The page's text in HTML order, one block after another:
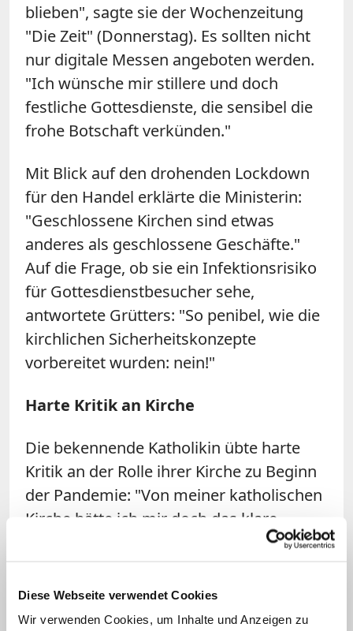
Diese Webseite verwendet Cookies
Wir verwenden Cookies, um Inhalte und Anzeigen zu
blieben", sagte sie der Wochenzeitung
"Die Zeit" (Donnerstag). Es sollten nicht
nur digitale Messen angeboten werden.
"Ich wünsche mir stillere und doch
festliche Gottesdienste, die sensibel die
frohe Botschaft verkünden."
Mit Blick auf den drohenden Lockdown
für den Handel erklärte die Ministerin:
"Geschlossene Kirchen sind etwas
anderes als geschlossene Geschäfte."
Auf die Frage, ob sie ein Infektionsrisiko
für Gottesdienstbesucher sehe,
antwortete Grütters: "So penibel, wie die
kirchlichen Sicherheitskonzepte
vorbereitet wurden: nein!"
Harte Kritik an Kirche
Die bekennende Katholikin übte harte
Kritik an der Rolle ihrer Kirche zu Beginn
der Pandemie: "Von meiner katholischen
Kirche hätte ich mir doch das klare
Angebot gewünscht: Wer Beistand sucht,
immer einen Geistlichen finden!" Weiter
heißt es: "In der Kirche geht es nicht um